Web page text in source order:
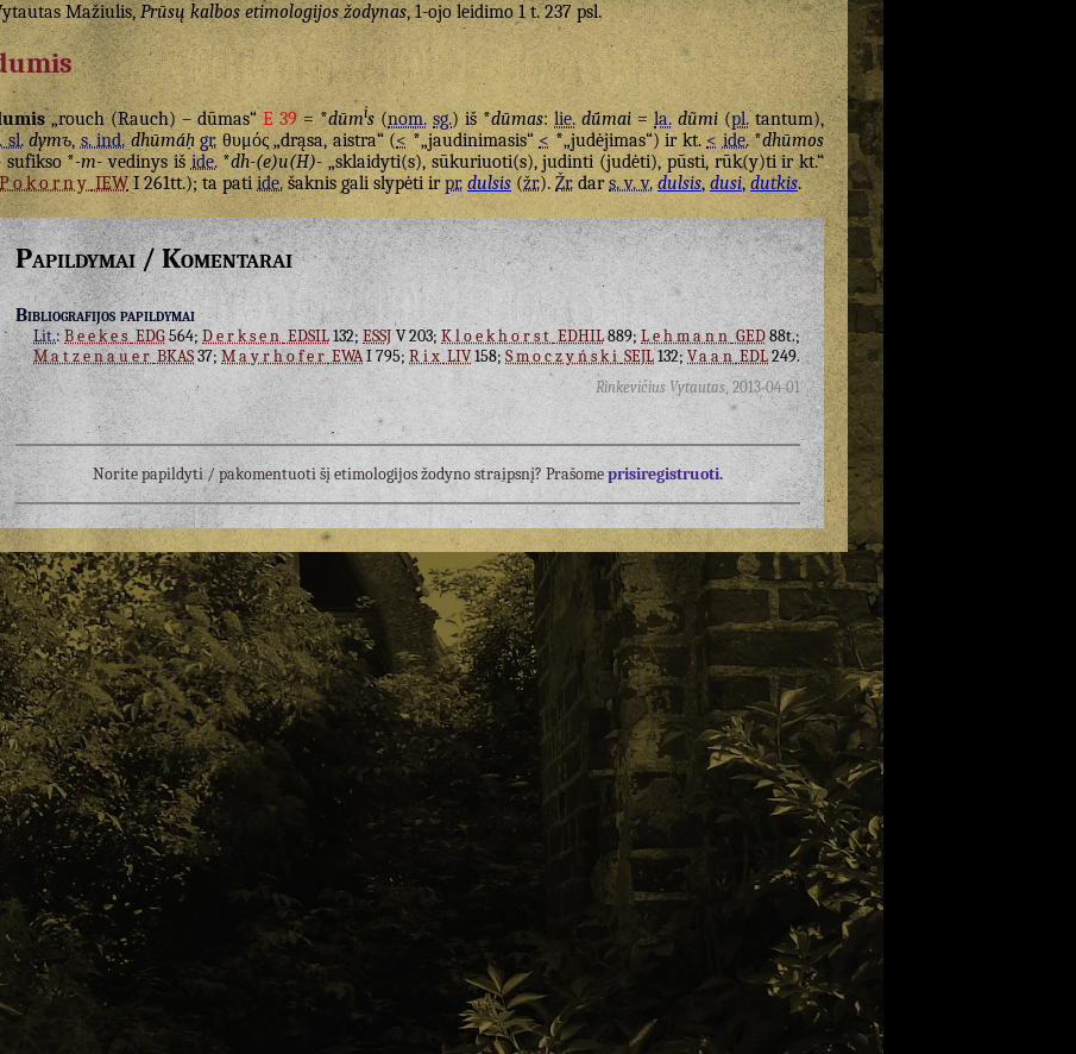
Mažiulis,Prūsų kalbos etimologijos žodynas, 1-ojo leidimo 1 t. 237 psl.
„rouch (Rauch) – dūmas“E 39= *dūmis(nom. sg.) iš *dūmas:lie. dū́mai=la. dũmi(pl.tantum),
sl. dymъ,s. ind. dhūmáḥ gr. θυμός„drąsa, aistra“ (<*„jaudinimasis“< *„judėjimas“) ir kt.< ide.*dhūmos
sufikso *-m-vedinys išide.*dh-(e)u(H)-„sklaidyti(s), sūkuriuoti(s), judinti (judėti), pūsti, rūk(y)ti ir kt.“
Pokorny IEWI 261tt.); ta patiide.šaknis gali slypėti irpr. dulsis(žr.). Žr.dars. v. v. dulsis,dusi,dutkis.
Papildymai / Komentarai
Bibliografijos papildymai
Lit.:BeekesEDG564;Derksen EDSIL132;ESSJV 203;Kloekhorst EDHIL889;Lehmann GED88t.;
Matzenauer BKAS37; Mayrhofer EWAI 795; Rix LIV158;Smoczyński SEJL132; VaanEDL249.
Rinkevičius Vytautas, 2013-04-01
Norite papildyti / pakomentuoti šį etimologijos žodyno straipsnį? Prašomeprisiregistruoti.